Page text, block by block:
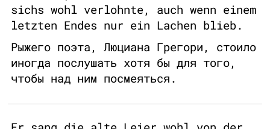
sichs wohl verlohnte, auch wenn einem
letzten Endes nur ein Lachen blieb.
Рыжего поэта, Люциана Грегори, стоило
иногда послушать хотя бы для того,
чтобы над ним посмеяться.